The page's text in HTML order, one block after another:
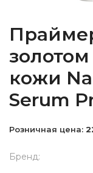
кожи
Serum
Розничная цена:
Бренд: